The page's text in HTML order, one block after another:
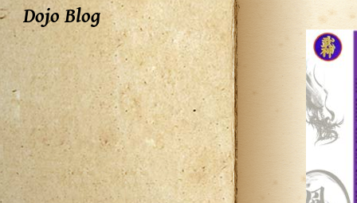
Dojo Blog